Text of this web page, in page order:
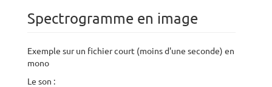
Spectrogramme en image
Exemple sur un fichier court (moins d'une seconde) en
mono
Le son :